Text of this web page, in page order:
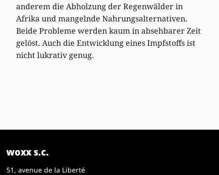
anderem die Abholzung der Regenwälder in
Afrika und mangelnde Nahrungsalternativen.
Beide Probleme werden kaum in absehbarer Zeit
gelöst. Auch die Entwicklung eines Impfstoffs ist
nicht lukrativ genug.
woxx s.c.
51, avenue de la Liberté